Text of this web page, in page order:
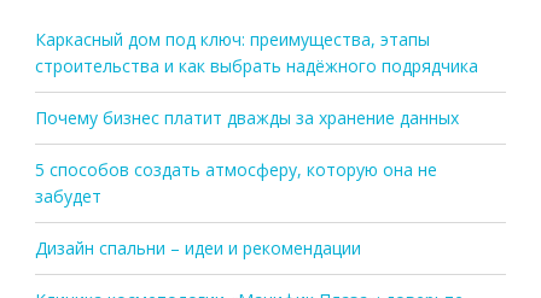
Каркасный дом под ключ: преимущества, этапы
строительства и как выбрать надёжного подрядчика
Почему бизнес платит дважды за хранение данных
5 способов создать атмосферу, которую она не
забудет
Дизайн спальни – идеи и рекомендации